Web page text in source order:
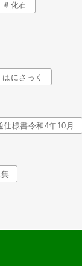
＃化石
はにさっく
様書令和4年10月